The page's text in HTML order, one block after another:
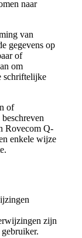
naar
van
gegevens op
of
om
schriftelijke
of
Rovecom Q-
enkele wijze
zijn